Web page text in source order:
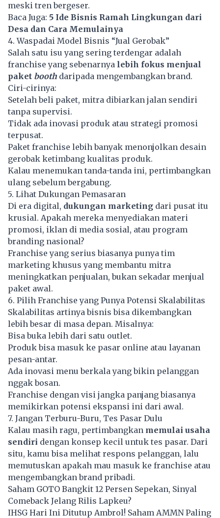
meski tren bergeser.
Baca Juga: 5 Ide Bisnis Ramah Lingkungan dari
Desa dan Cara Memulainya
4. Waspadai Model Bisnis “Jual Gerobak”
Salah satu isu yang sering terdengar adalah
franchise yang sebenarnya lebih fokus menjual
paket booth daripada mengembangkan brand.
Ciri-cirinya:
Setelah beli paket, mitra dibiarkan jalan sendiri
tanpa supervisi.
Tidak ada inovasi produk atau strategi promosi
terpusat.
Paket franchise lebih banyak menonjolkan desain
gerobak ketimbang kualitas produk.
Kalau menemukan tanda-tanda ini, pertimbangkan
ulang sebelum bergabung.
5. Lihat Dukungan Pemasaran
Di era digital, dukungan marketing dari pusat itu
krusial. Apakah mereka menyediakan materi
promosi, iklan di media sosial, atau program
branding nasional?
Franchise yang serius biasanya punya tim
marketing khusus yang membantu mitra
meningkatkan penjualan, bukan sekadar menjual
paket awal.
6. Pilih Franchise yang Punya Potensi Skalabilitas
Skalabilitas artinya bisnis bisa dikembangkan
lebih besar di masa depan. Misalnya:
Bisa buka lebih dari satu outlet.
Produk bisa masuk ke pasar online atau layanan
pesan-antar.
Ada inovasi menu berkala yang bikin pelanggan
nggak bosan.
Franchise dengan visi jangka panjang biasanya
memikirkan potensi ekspansi ini dari awal.
7. Jangan Terburu-Buru, Tes Pasar Dulu
Kalau masih ragu, pertimbangkan memulai usaha
sendiri dengan konsep kecil untuk tes pasar. Dari
situ, kamu bisa melihat respons pelanggan, lalu
memutuskan apakah mau masuk ke franchise atau
mengembangkan brand pribadi.
Saham GOTO Bangkit 12 Persen Sepekan, Sinyal
Comeback Jelang Rilis Lapkeu?
IHSG Hari Ini Ditutup Ambrol! Saham AMMN Paling